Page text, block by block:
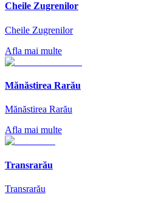
Cheile Zugrenilor
Cheile Zugrenilor
Afla mai multe
Mănăstirea Rarău
Mănăstirea Rarău
Afla mai multe
Transrarău
Transrarău